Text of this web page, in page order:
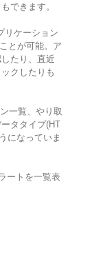
できます。
リケーション
とが可能。ア
たり、直近
クしたりも
一覧、やり取
タタイプ(HT
になっていま
ートを一覧表